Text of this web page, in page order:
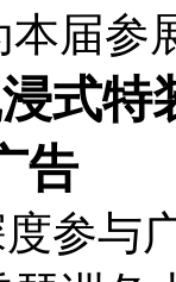
届参
式特
告
参与